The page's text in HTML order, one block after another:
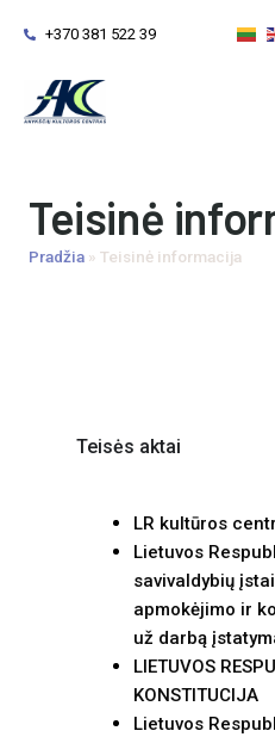
+370 381 522 39
Teisinė
Pradžia » Teisinė informacija
Teisės aktai
LR kultūros
Lietuvos
savivaldybių
apmokėjimo ir
už darbą
LIETUVOS
KONSTITUCIJA
Lietuvos